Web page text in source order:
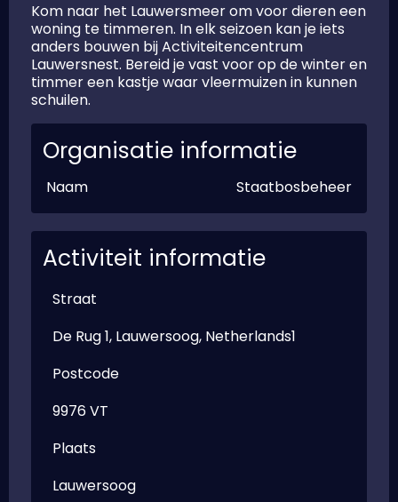
Kom naar het Lauwersmeer om voor dieren een
woning te timmeren. In elk seizoen kan je iets
anders bouwen bij Activiteitencentrum
Lauwersnest. Bereid je vast voor op de winter en
timmer een kastje waar vleermuizen in kunnen
schuilen.
Organisatie informatie
Naam Staatbosbeheer
Activiteit informatie
Straat
De Rug 1, Lauwersoog, Netherlands1
Postcode
9976 VT
Plaats
Lauwersoog